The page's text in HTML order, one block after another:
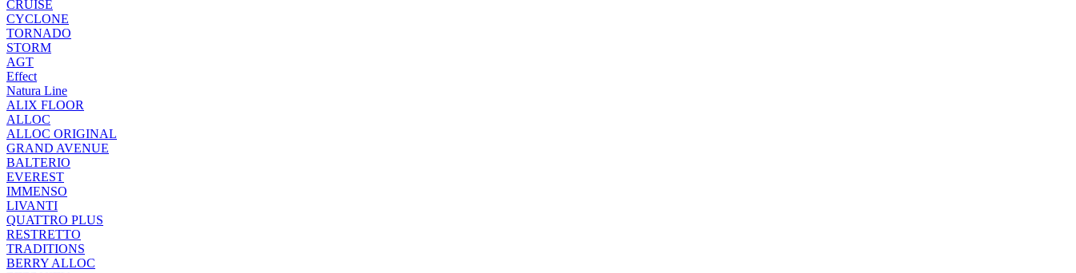
CRUISE
CYCLONE
TORNADO
STORM
AGT
Effect
Natura Line
ALIX FLOOR
ALLOC
ALLOC ORIGINAL
GRAND AVENUE
BALTERIO
EVEREST
IMMENSO
LIVANTI
QUATTRO PLUS
RESTRETTO
TRADITIONS
BERRY ALLOC